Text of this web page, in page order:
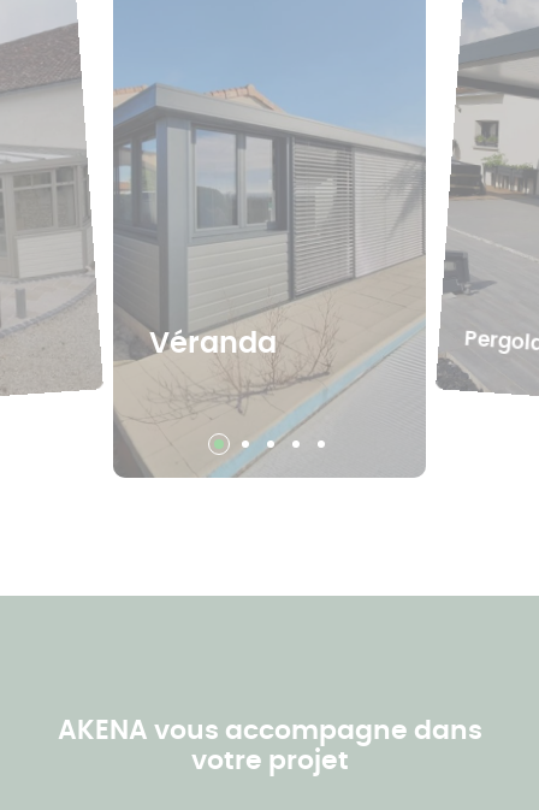
Véranda
AKENA vous accompagne dans
votre projet